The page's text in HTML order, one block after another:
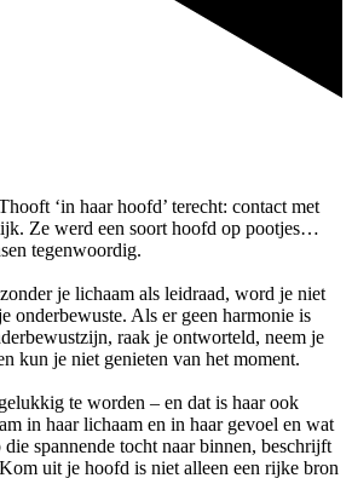
‘in haar hoofd’ terecht: contact met
Ze werd een soort hoofd op pootjes…
tegenwoordig.
je lichaam als ­leidraad, word je niet
­onderbewuste. Als er geen harmonie is
raak je ontworteld, neem je
kun je niet genieten van het moment.
te worden – en dat is haar ook
in haar ­lichaam en in haar gevoel en wat
spannende tocht naar binnen, beschrijft
uit je hoofd is niet alleen een rijke bron